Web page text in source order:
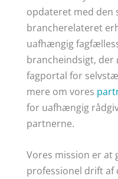
opdateret med den
brancherelateret
uafhængig
brancheindsigt, der
fagportal for
mere om vores
for uafhængig
partnerne.
Vores mission er at
professionel drift af